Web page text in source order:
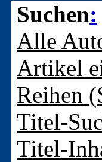
Suchen:
Alle
Artikel
Reihen
Titel-
Titel-